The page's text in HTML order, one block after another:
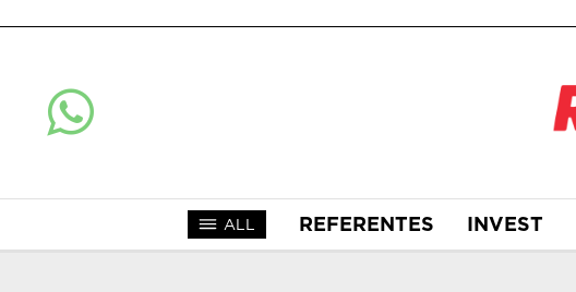
ALL REFERENTES INVEST